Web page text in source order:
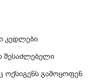
კედლები
შესაძლებელი
ოქსიგენს გამოყოფენ